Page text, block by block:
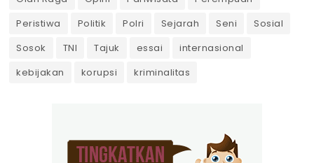
Peristiwa
Politik Polri Sejarah Seni
Sosial
Sosok
TNI Tajuk essai
internasional
kebijakan
korupsi kriminalitas